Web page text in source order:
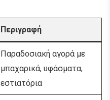
Περιγραφή
Παραδοσιακή αγορά με
μπαχαρικά, υφάσματα,
εστιατόρια